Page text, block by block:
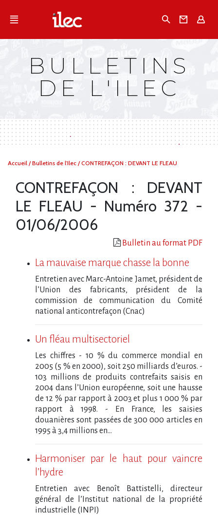
Qu'est-ce que l’Ilec
Campagnes multimarques
Dans la presse
BULLETINS
DE L'ILEC
Vous
Accueil /Bulletins de l'Ilec /CONTREFAÇON : DEVANT LE FLEAU
CONTREFAÇON : DEVANT
LE FLEAU - Numéro 372 -
01/06/2006
Bulletin au format PDF
La mauvaise marque chasse la bonne
Entretien avec Marc-Antoine Jamet, président de
l’Union des fabricants, président de la
commission de communication du Comité
national anticontrefaçon (Cnac)
Un fléau multisectoriel
Les chiffres - 10 % du commerce mondial en
2005 (5 % en 2000), soit 250 milliards d’euros. -
103 millions de produits contrefaits saisis en
2004 dans l’Union européenne, soit une hausse
de 12 % par rapport à 2003 et plus 1 000 % par
rapport à 1998. - En France, les saisies
douanières sont passées de 300 000 articles en
1995 à 3,4 millions en...
Harmoniser par le haut pour vaincre
l’hydre
Entretien avec Benoît Battistelli, directeur
général de l’Institut national de la propriété
industrielle (INPI)